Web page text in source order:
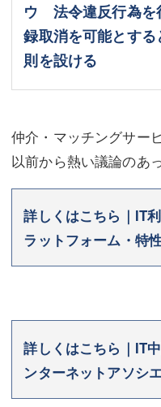
ウ 法令違反行為を
録取消を可能とす
則を設ける
仲介・マッチングサー
以前から熱い議論のあ
詳しくはこちら｜IT
ラットフォーム・特
詳しくはこちら｜IT
ンターネットアソシ